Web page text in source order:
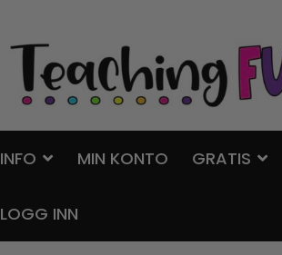
Hopp
navigasjon
Hopp
innhold
INFO MIN KONTO GRATIS
LOGG INN